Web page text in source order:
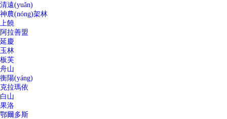
清遠(yuǎn)
神農(nóng)架林
上饒
阿拉善盟
延慶
玉林
板芙
舟山
衡陽(yáng)
克拉瑪依
白山
果洛
鄂爾多斯